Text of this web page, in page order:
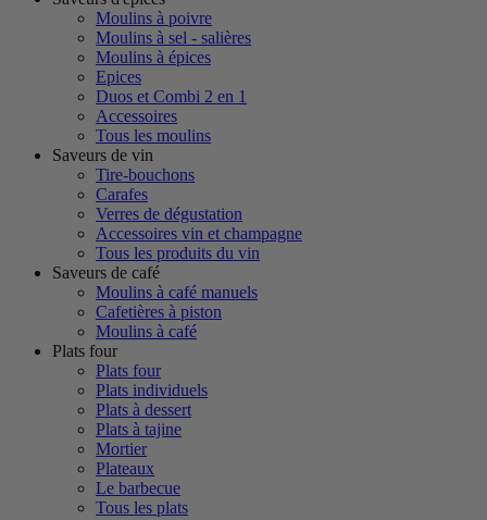
Moulins à poivre
Moulins à sel - salières
Moulins à épices
Epices
Duos et Combi 2 en 1
Accessoires
Tous les moulins
Saveurs de vin
Tire-bouchons
Carafes
Verres de dégustation
Accessoires vin et champagne
Tous les produits du vin
Saveurs de café
Moulins à café manuels
Cafetières à piston
Moulins à café
Plats four
Plats four
Plats individuels
Plats à dessert
Plats à tajine
Mortier
Plateaux
Le barbecue
Tous les plats